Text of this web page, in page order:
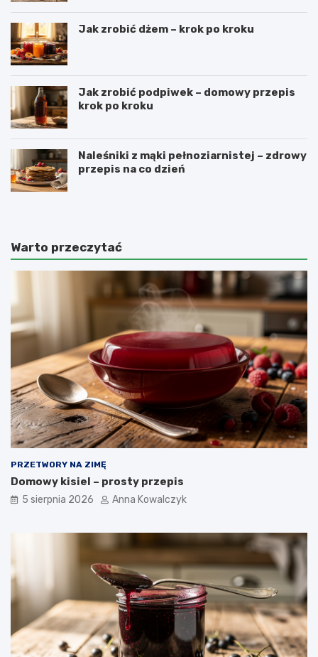
Jak zrobić dżem – krok po kroku
Jak zrobić podpiwek – domowy przepis
krok po kroku
Naleśniki z mąki pełnoziarnistej – zdrowy
przepis na co dzień
Warto przeczytać
PRZETWORY NA ZIMĘ
Domowy kisiel – prosty przepis
5 sierpnia 2026 Anna Kowalczyk